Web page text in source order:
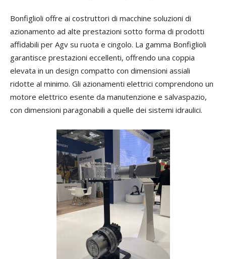
Bonfiglioli offre ai costruttori di macchine soluzioni di
azionamento ad alte prestazioni sotto forma di prodotti
affidabili per Agv su ruota e cingolo. La gamma Bonfiglioli
garantisce prestazioni eccellenti, offrendo una coppia
elevata in un design compatto con dimensioni assiali
ridotte al minimo. Gli azionamenti elettrici comprendono un
motore elettrico esente da manutenzione e salvaspazio,
con dimensioni paragonabili a quelle dei sistemi idraulici.